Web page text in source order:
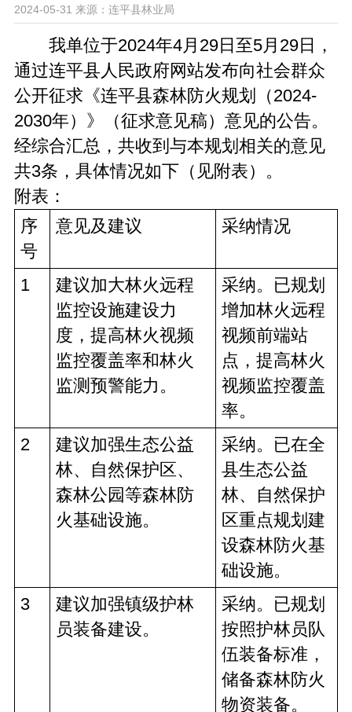
2024-05-31 来源：连平县林业局
我单位于2024年4月29日至5月29日，
通过连平县人民政府网站发布向社会群众
公开征求《连平县森林防火规划（2024-
2030年）》（征求意见稿）意见的公告。
经综合汇总，共收到与本规划相关的意见
共3条，具体情况如下（见附表）。
附表：
序
号
意见及建议 采纳情况
1
建议加大林火远程
监控设施建设力
度，提高林火视频
监控覆盖率和林火
监测预警能力。
采纳。已规划
增加林火远程
视频前端站
点，提高林火
视频监控覆盖
率。
2
建议加强生态公益
林、自然保护区、
森林公园等森林防
火基础设施。
采纳。已在全
县生态公益
林、自然保护
区重点规划建
设森林防火基
础设施。
3
建议加强镇级护林
员装备建设。
采纳。已规划
按照护林员队
伍装备标准，
储备森林防火
物资装备。